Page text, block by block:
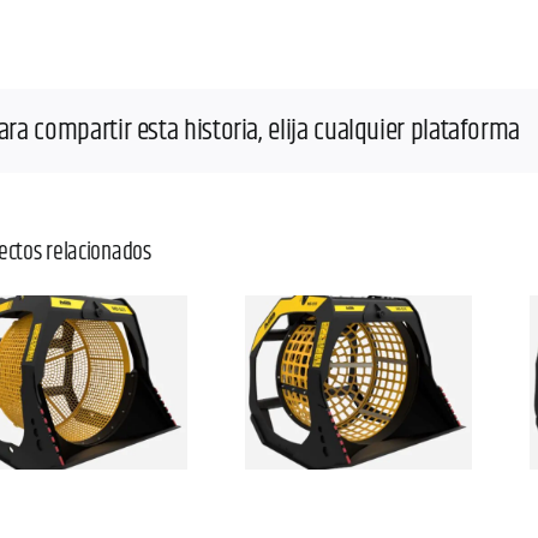
compartir esta historia, elija cualquier plataforma
relacionados